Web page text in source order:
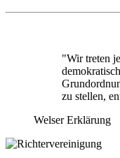
"Wir treten
zu stellen,
Welser Erklärung